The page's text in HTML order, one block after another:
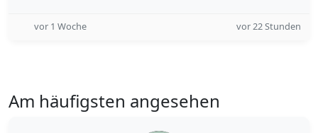
vor 1 Woche vor 22 Stunden
Am häufigsten angesehen